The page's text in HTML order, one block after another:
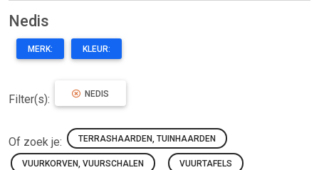
Nedis
MERK: KLEUR:
Filter(s): NEDIS
Of zoek je: TERRASHAARDEN, TUINHAARDEN
VUURKORVEN, VUURSCHALEN VUURTAFELS